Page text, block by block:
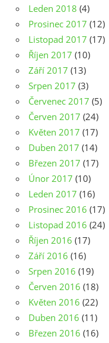
Leden 2018 (4)
Prosinec 2017 (12)
Listopad 2017 (17)
Říjen 2017 (10)
Září 2017 (13)
Srpen 2017 (3)
Červenec 2017 (5)
Červen 2017 (24)
Květen 2017 (17)
Duben 2017 (14)
Březen 2017 (17)
Únor 2017 (10)
Leden 2017 (16)
Prosinec 2016 (17)
Listopad 2016 (24)
Říjen 2016 (17)
Září 2016 (16)
Srpen 2016 (19)
Červen 2016 (18)
Květen 2016 (22)
Duben 2016 (11)
Březen 2016 (16)